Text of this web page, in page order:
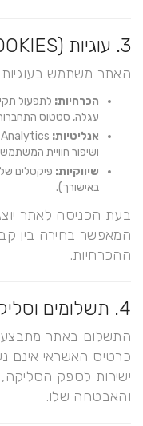
3. עוגיות (COOKIES) וטכנולוגיות מעקב
האתר משתמש בעוגיות:
הכרחיות:
עגלה, סטטוס
אנליטיות:
ושיפור חוויית
שיווקיות: פיקסלים
באישורך).
בעת הכניסה לאתר
המאפשר בחירה בין
ההכרחיות.
4. תשלומים וסליקה
התשלום באתר מתבצע
כרטיס האשראי אינם
ישירות לספק הסליקה,
והאבטחה שלו.